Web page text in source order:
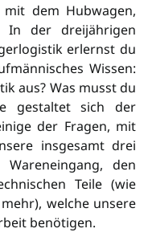
dem Hubwagen,
der dreijährigen
erlernst du
Wissen:
aus? Was musst du
gestaltet sich der
der Fragen, mit
insgesamt drei
den
Teile (wie
welche unsere
benötigen.